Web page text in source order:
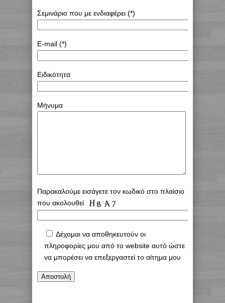
Σεμινάριο που με ενδιαφέρει (*)
E-mail (*)
Ειδικότητα
Μήνυμα
Παρακαλούμε εισάγετε τον κωδικό στο πλαίσιο
που ακολουθεί
Δέχομαι να αποθηκευτούν οι
πληροφορίες μου από το website αυτό ώστε
να μπορέσει να επεξεργαστεί το αίτημα μου